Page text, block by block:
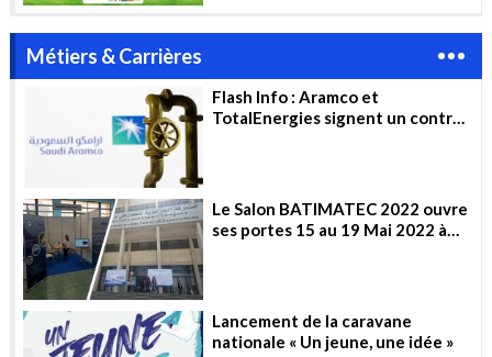
Métiers & Carrières
Flash Info : Aramco et
TotalEnergies signent un contrat
saoudite
Le Salon BATIMATEC 2022 ouvre
ses portes 15 au 19 Mai 2022 à
Lancement de la caravane
nationale « Un jeune, une idée »